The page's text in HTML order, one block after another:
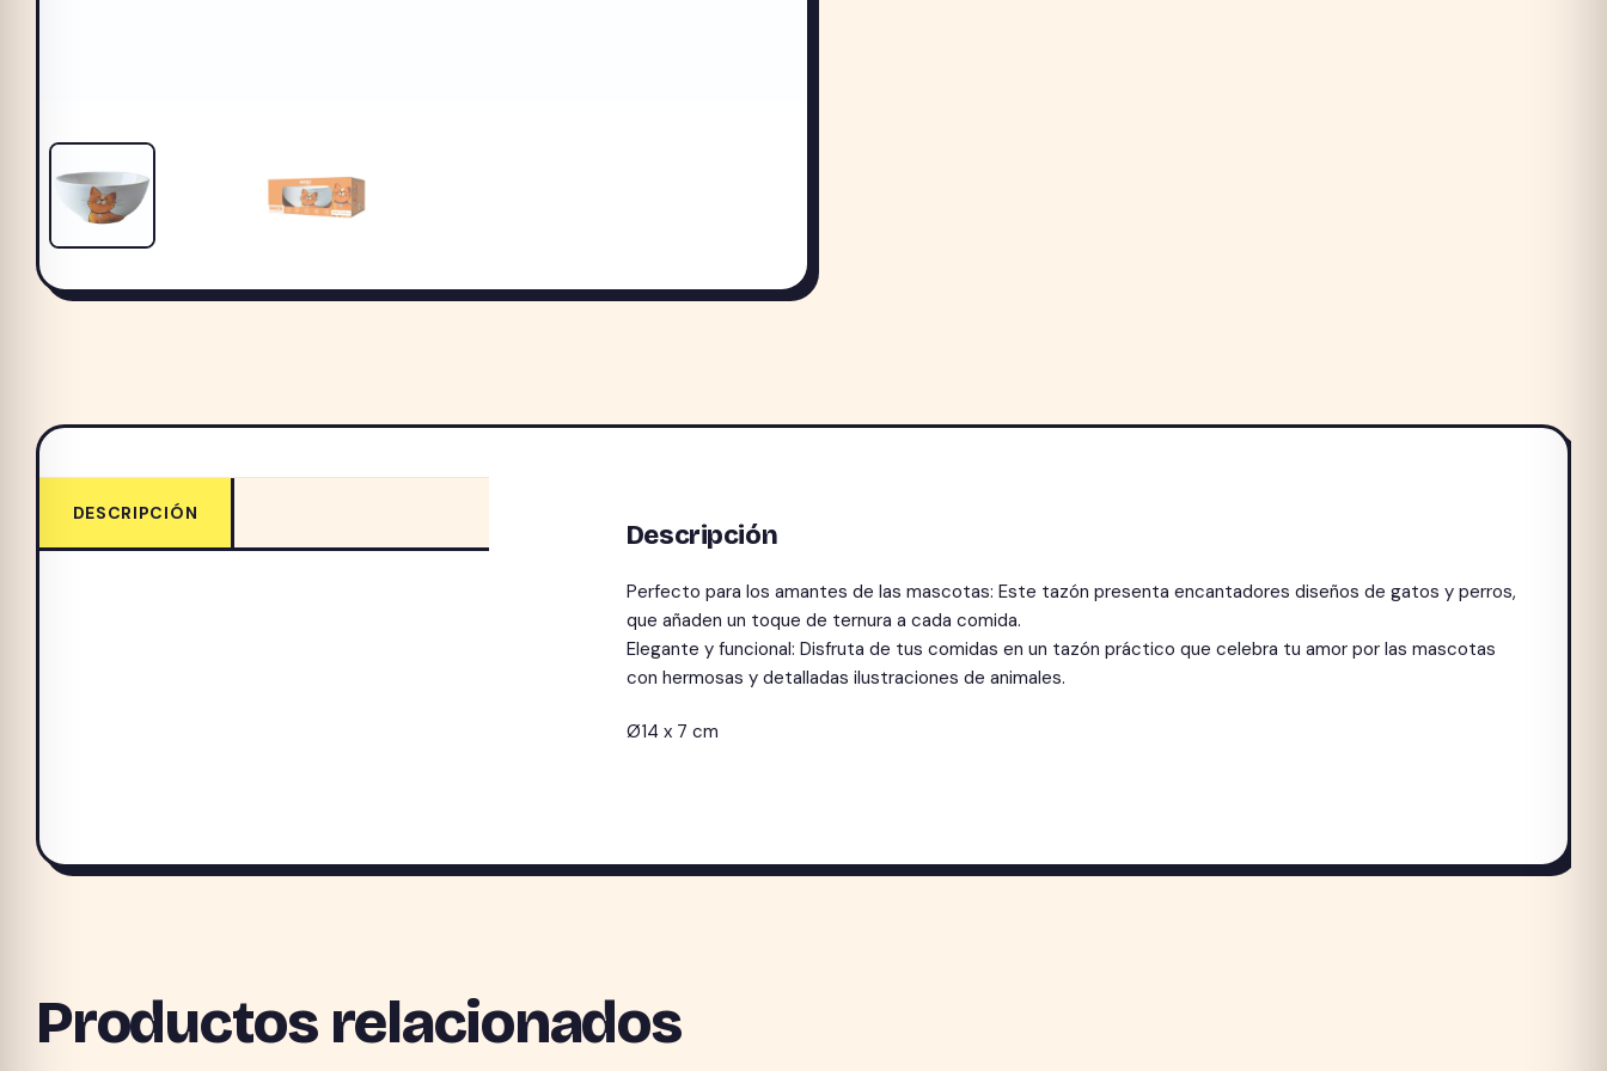
DESCRIPCIÓN
Descripción
Perfecto para los amantes de las mascotas: Este tazón presenta encantadores diseños de gatos y perros,
que añaden un toque de ternura a cada comida.
Elegante y funcional: Disfruta de tus comidas en un tazón práctico que celebra tu amor por las mascotas
con hermosas y detalladas ilustraciones de animales.
Ø14 x 7 cm
Productos relacionados